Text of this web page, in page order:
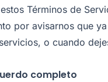
Términos de
por avisarnos que
o cuando
completo